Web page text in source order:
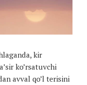
kir
ko’rsatuvchi
avval qo’l terisini